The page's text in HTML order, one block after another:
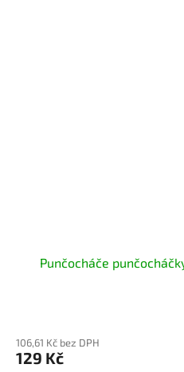
Punčocháče
106,61 Kč bez DPH
129 Kč